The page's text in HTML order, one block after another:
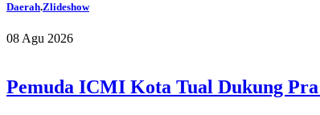
Daerah.Zlideshow
08 Agu 2026
Pemuda ICMI Kota Tual Dukung